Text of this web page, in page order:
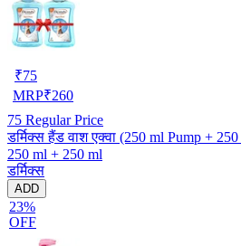
₹75
MRP₹260
75 Regular Price
डर्मिक्स हैंड वाश एक्वा (250 ml Pump +
250 ml + 250 ml
डर्मिक्स
ADD
23%
OFF